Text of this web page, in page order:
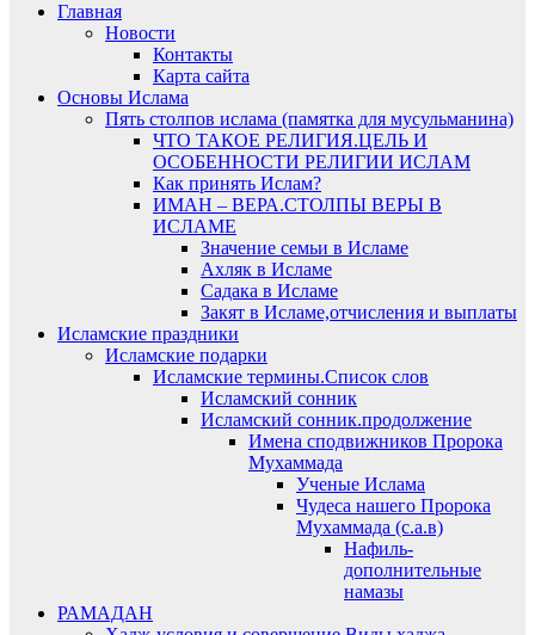
Главная
Новости
Контакты
Карта сайта
Основы Ислама
Пять столпов ислама (памятка для мусульманина)
ЧТО ТАКОЕ РЕЛИГИЯ.ЦЕЛЬ И
ОСОБЕННОСТИ РЕЛИГИИ ИСЛАМ
Как принять Ислам?
ИМАН – ВЕРА.СТОЛПЫ ВЕРЫ В
ИСЛАМЕ
Значение семьи в Исламе
Ахляк в Исламе
Садака в Исламе
Закят в Исламе,отчисления и выплаты
Исламские праздники
Исламские подарки
Исламские термины.Список слов
Исламский сонник
Исламский сонник.продолжение
Имена сподвижников Пророка
Мухаммада
Ученые Ислама
Чудеса нашего Пророка
Мухаммада (с.а.в)
Нафиль-
дополнительные
намазы
РАМАДАН